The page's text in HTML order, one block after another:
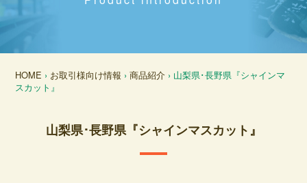
HOME › お取引様向け情報 ›商品紹介 › 山梨県･長野県『シャインマ
スカット』
山梨県･長野県『シャインマスカット』